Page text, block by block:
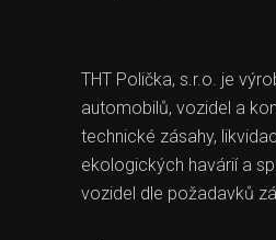
THT Polička, s.r.o. je
automobilů, vozidel a
technické zásahy,
ekologických havárií a
vozidel dle požadavků